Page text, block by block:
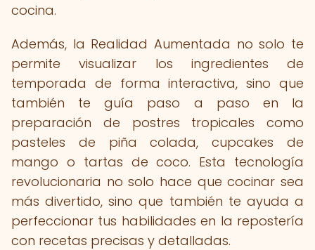
cocina.
Además, la Realidad Aumentada no solo te
permite visualizar los ingredientes de
temporada de forma interactiva, sino que
también te guía paso a paso en la
preparación de postres tropicales como
pasteles de piña colada, cupcakes de
mango o tartas de coco. Esta tecnología
revolucionaria no solo hace que cocinar sea
más divertido, sino que también te ayuda a
perfeccionar tus habilidades en la repostería
con recetas precisas y detalladas.